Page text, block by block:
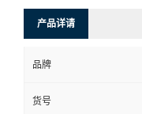
产品详请
品牌
货号